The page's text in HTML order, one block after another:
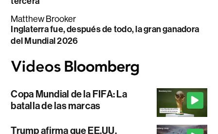
Matthew Brooker
Inglaterra fue, después de todo, la gran ganadora
del Mundial 2026
Copa Mundial de la FIFA: La
batalla de las marcas
Trump afirma que EE.UU.